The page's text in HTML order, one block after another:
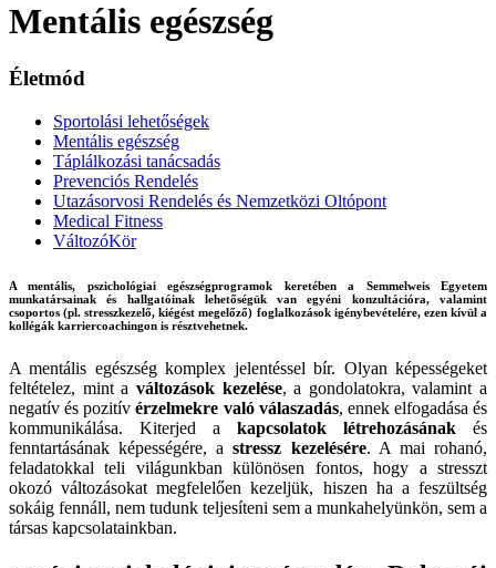
Mentális egészség
Életmód
Sportolási lehetőségek
Mentális egészség
Táplálkozási tanácsadás
Prevenciós Rendelés
Utazásorvosi Rendelés és Nemzetközi Oltópont
Medical Fitness
VáltozóKör
A mentális, pszichológiai egészségprogramok keretében a Semmelweis Egyetem
munkatársainak és hallgatóinak lehetőségük van egyéni konzultációra, valamint
csoportos (pl. stresszkezelő, kiégést megelőző) foglalkozások igénybevételére, ezen kívül a
kollégák karriercoachingon is résztvehetnek.
A mentális egészség komplex jelentéssel bír. Olyan képességeket
feltételez, mint a változások kezelése, a gondolatokra, valamint a
negatív és pozitívérzelmekre való válaszadás, ennek elfogadása és
kommunikálása. Kiterjed a kapcsolatok létrehozásának és
fenntartásának képességére, astressz kezelésére. A mai rohanó,
feladatokkal teli világunkban különösen fontos, hogy a stresszt
okozó változásokat megfelelően kezeljük, hiszen ha a feszültség
sokáig fennáll, nem tudunk teljesíteni sem a munkahelyünkön, sem a
társas kapcsolatainkban.